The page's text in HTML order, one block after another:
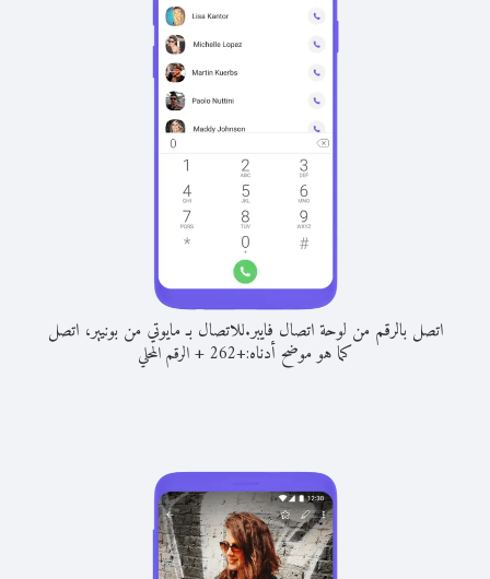
اتصل بالرقم من لوحة اتصال فايبر.للاتصال بـ مايوتي من بونيير، اتصل
كما هو موضح أدناه:+
262
+الرقم المحلي